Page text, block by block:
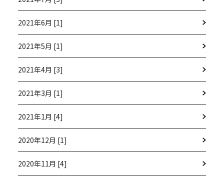
2021年6月 [1]
2021年5月 [1]
2021年4月 [3]
2021年3月 [1]
2021年1月 [4]
2020年12月 [1]
2020年11月 [4]